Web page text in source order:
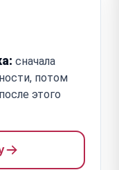
сначала
потом
этого